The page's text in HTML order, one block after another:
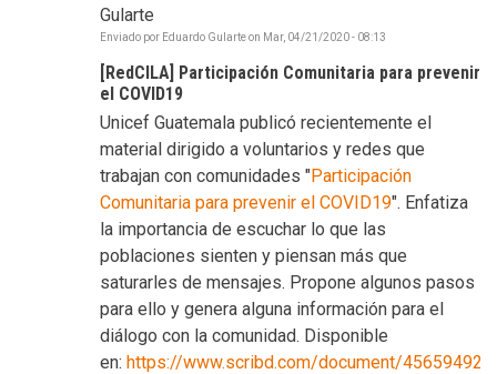
Gularte
Enviado por Eduardo Gularteon Mar, 04/21/2020 - 08:13
[RedCILA] Participación Comunitaria para prevenir
el COVID19
Unicef Guatemala publicó recientemente el
material dirigido a voluntarios y redes que
trabajan con comunidades "Participación
Comunitaria para prevenir el COVID19". Enfatiza
la importancia de escuchar lo que las
poblaciones sienten y piensan más que
saturarles de mensajes. Propone algunos pasos
para ello y genera alguna información para el
diálogo con la comunidad. Disponible
en: https://www.scribd.com/document/